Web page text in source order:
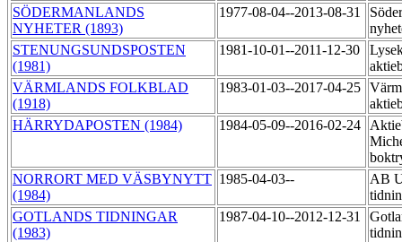
SÖDERMANLANDS
NYHETER (1893)
1977-08-04--2013-08-31
STENUNGSUNDSPOSTEN
(1981)
1981-10-01--2011-12-30
VÄRMLANDS FOLKBLAD
(1918)
1983-01-03--2017-04-25
HÄRRYDAPOSTEN (1984)
1984-05-09--2016-02-24
NORRORT MED VÄSBYNYTT
(1984)
1985-04-03--
AB
GOTLANDS TIDNINGAR
(1983)
1987-04-10--2012-12-31